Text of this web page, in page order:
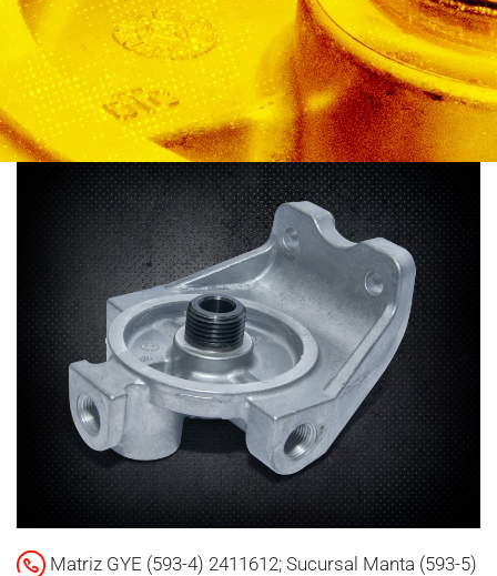
Matriz GYE (593-4) 2411612; Sucursal Manta (593-5)